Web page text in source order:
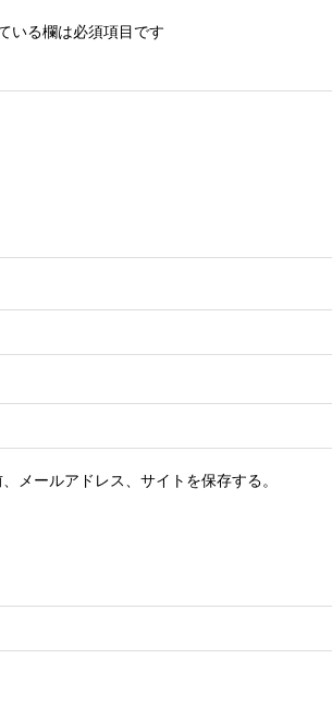
いる欄は必須項目です
メールアドレス、サイトを保存する。